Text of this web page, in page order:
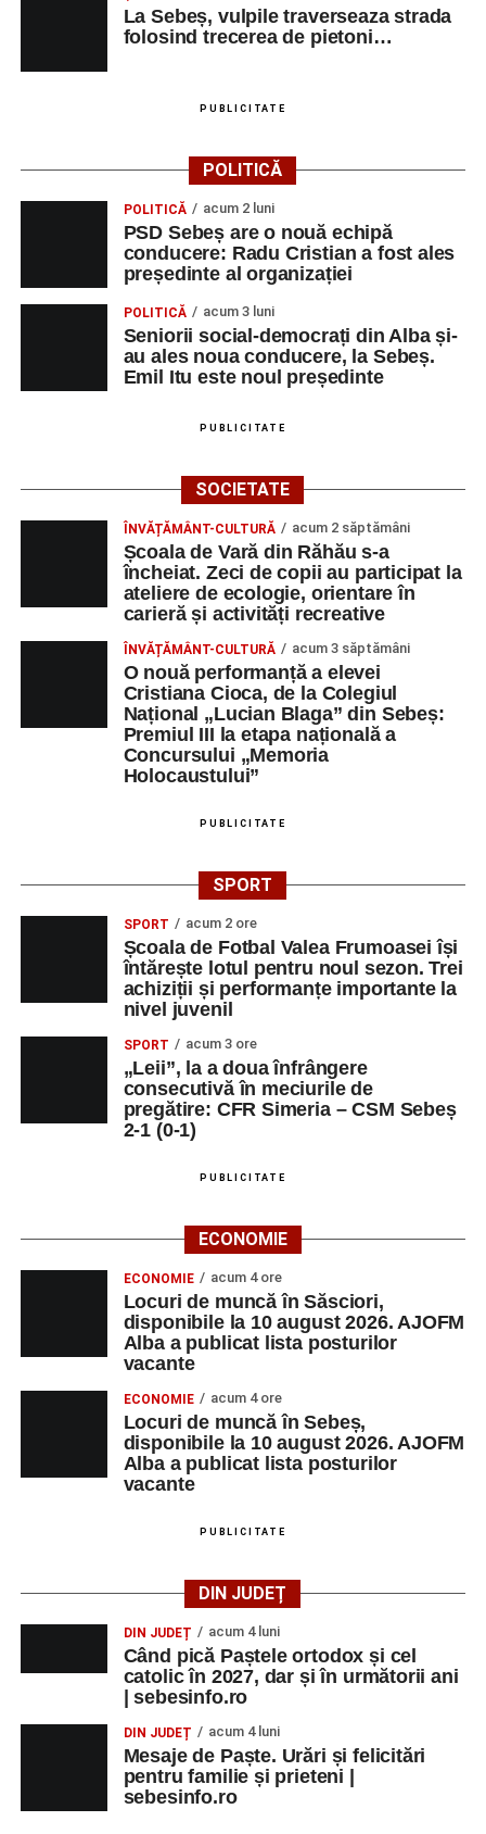
BELLA ARTE ADDA
MAROCHINER-
CONFECTIONER
COMANDA
5 0745580122
SERVICII SRL
NECALIFICAT LA
ASAMBLAREA,
MONTAREA
PIESELOR
SC SALV METAL
SRL
MASINIST LA
MASINI
SPECIALE DE
ASCHIERE
1
TRIMODA SRL VÂNZATOR 1
0755461400
ASISTENT
ELECTRICE IN
HIDROCENTRALE
„HIDROELECTRICA”
SA BUCURESTI
HIDROCENTRALE
INGINER
CONSTRUCTII
HIDROTEHNICE
DUPEX SRL
OPERATOR LA
MASINI-UNELTE
CU COMANDA
1 0258731066
rutier de
SĂNĂTATE FORTE
OPERATOR
INTRODUCERE,
VALIDARE SI
PRELUCRARE
DATE
1 0743515200
ȘEF BIROU
TEHNIC
1 0258731066
MALURA & RV SRL SECRETARA
Adaugă-ne ca sursă preferată
Urmărește-ne pe Google News
Ultimele știri din Sebeș
Incendiu la un autoturism pe Autostrada A1, în zona
localității Sibișeni
Școala de Fotbal Valea Frumoasei își întărește
lotul pentru noul sezon. Trei achiziții și performanțe
urma căruia patru persoane au ajuns la spital
La Sebeș, vulpile traverseaza strada
folosind trecerea de pietoni…
PUBLICITATE
POLITICĂ
POLITICĂ acum 2 luni
PSD Sebeș are o nouă echipă
conducere: Radu Cristian a fost ales
președinte al organizației
POLITICĂ acum 3 luni
Seniorii social-democrați din Alba și-
au ales noua conducere, la Sebeș.
Emil Itu este noul președinte
PUBLICITATE
SOCIETATE
ÎNVĂȚĂMÂNT-CULTURĂ acum 2 săptămâni
Școala de Vară din Răhău s-a
încheiat. Zeci de copii au participat la
ateliere de ecologie, orientare în
carieră și activități recreative
ÎNVĂȚĂMÂNT-CULTURĂ acum 3 săptămâni
O nouă performanță a elevei
Cristiana Cioca, de la Colegiul
Național „Lucian Blaga” din Sebeș:
Premiul III la etapa națională a
Concursului „Memoria
Holocaustului”
PUBLICITATE
SPORT
SPORT acum 2 ore
Școala de Fotbal Valea Frumoasei își
întărește lotul pentru noul sezon. Trei
achiziții și performanțe importante la
nivel juvenil
SPORT acum 3 ore
„Leii”, la a doua înfrângere
consecutivă în meciurile de
pregătire: CFR Simeria – CSM Sebeș
2-1 (0-1)
PUBLICITATE
ECONOMIE
ECONOMIE acum 4 ore
Locuri de muncă în Săsciori,
disponibile la 10 august 2026. AJOFM
Alba a publicat lista posturilor
vacante
ECONOMIE acum 4 ore
Locuri de muncă în Sebeș,
disponibile la 10 august 2026. AJOFM
Alba a publicat lista posturilor
vacante
PUBLICITATE
DIN JUDEȚ
DIN JUDEȚ acum 4 luni
Când pică Paștele ortodox și cel
catolic în 2027, dar și în următorii ani
| sebesinfo.ro
DIN JUDEȚ acum 4 luni
Mesaje de Paște. Urări și felicitări
pentru familie și prieteni |
sebesinfo.ro